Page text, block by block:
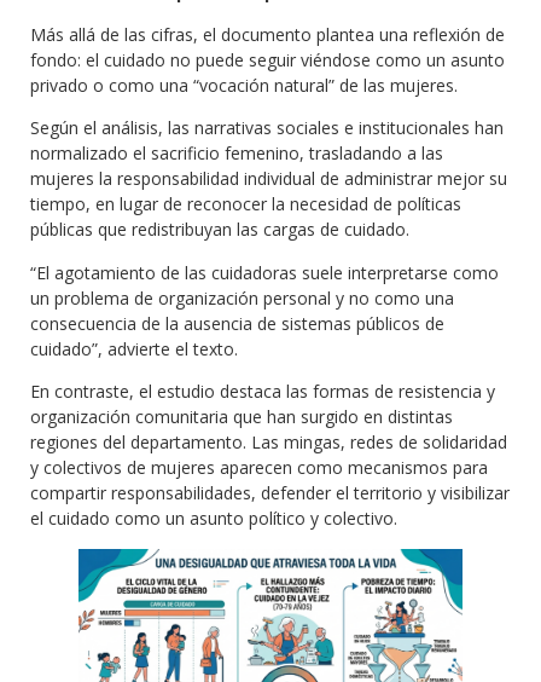
Más allá de las cifras, el documento plantea una reflexión de
fondo: el cuidado no puede seguir viéndose como un asunto
privado o como una “vocación natural” de las mujeres.
Según el análisis, las narrativas sociales e institucionales han
normalizado el sacrificio femenino, trasladando a las
mujeres la responsabilidad individual de administrar mejor su
tiempo, en lugar de reconocer la necesidad de políticas
públicas que redistribuyan las cargas de cuidado.
“El agotamiento de las cuidadoras suele interpretarse como
un problema de organización personal y no como una
consecuencia de la ausencia de sistemas públicos de
cuidado”, advierte el texto.
En contraste, el estudio destaca las formas de resistencia y
organización comunitaria que han surgido en distintas
regiones del departamento. Las mingas, redes de solidaridad
y colectivos de mujeres aparecen como mecanismos para
compartir responsabilidades, defender el territorio y visibilizar
el cuidado como un asunto político y colectivo.